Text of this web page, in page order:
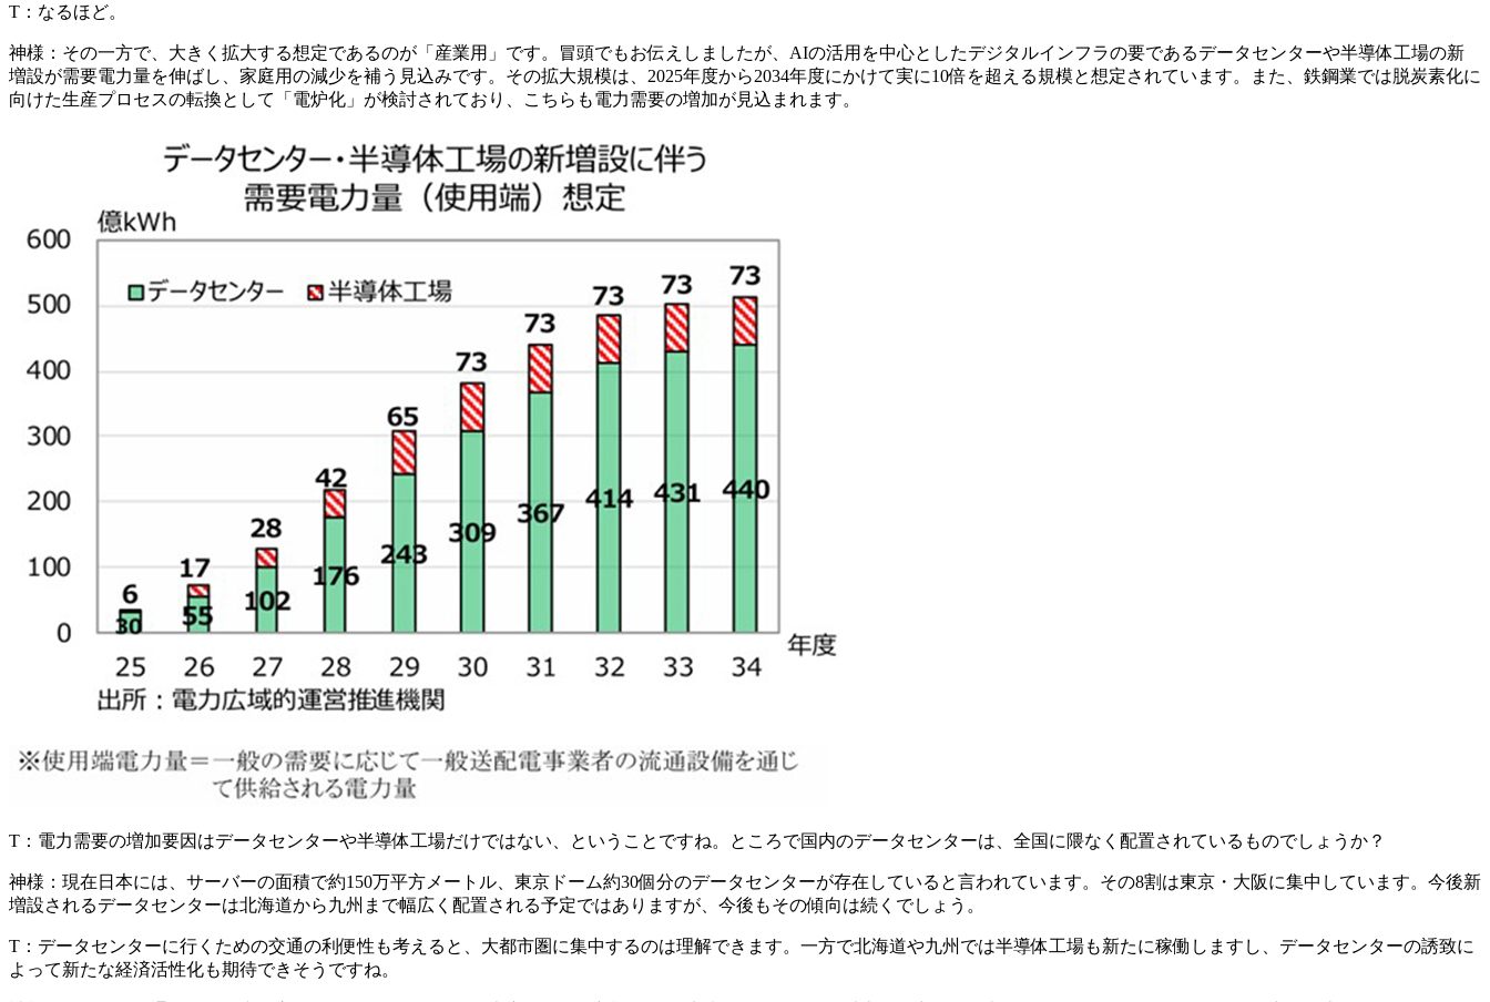
T： なるほど。
神様： その一方で、大きく拡大する想定であるのが「産業用」です。冒頭でもお伝えしましたが、AIの活用を中心としたデジタルインフラの要であるデータセンターや半導体工場の新
増設が需要電力量を伸ばし、家庭用の減少を補う 見込みです。その拡大規模は、2025年度から2034年度にかけて実に10倍を超える規模と想定されています。また、 鉄鋼業では脱炭素化に
向けた生産プロセスの転換として「電炉化」が検討されており、こちらも電力需要の増加が見込まれます。
T： 電力需要の増加要因はデータセンターや半導体工場だけではない、ということですね。ところで国内のデータセンターは、全国に隈なく配置されているものでしょうか？
神様： 現在日本には、サーバーの面積で約150万平方メートル、東京ドーム約30個分のデータセンターが存在していると言われています。その8割は東京・大阪に集中しています。今後新
増設されるデータセンターは北海道から九州まで幅広く配置される予定ではありますが、今後もその傾向は続くでしょう。
T： データセンターに行くための交通の利便性も考えると、大都市圏に集中するのは理解できます。一方で北海道や九州では半導体工場も新たに稼働しますし、データセンターの誘致に
よって新たな経済活性化も期待できそうですね。